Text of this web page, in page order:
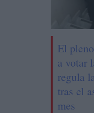
El
a votar
regula
tras el
mes